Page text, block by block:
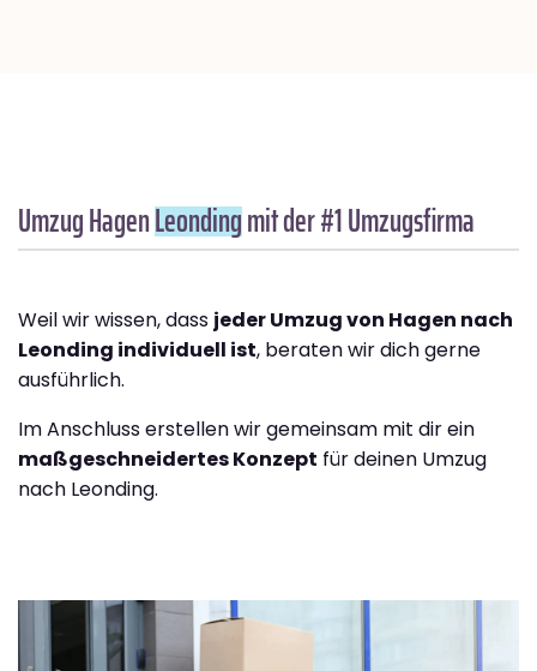
Umzug HagenLeondingmit der #1 Umzugsfirma
Weil wir wissen, dass jeder Umzug von Hagen nach
Leonding individuell ist, beraten wir dich gerne
ausführlich.
Im Anschluss erstellen wir gemeinsam mit dir ein
maßgeschneidertes Konzept für deinen Umzug
nach Leonding.